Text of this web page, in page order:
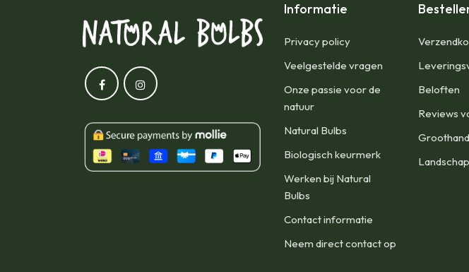
Informatie
Privacy policy
Veelgestelde vragen
Onze passie voor de
natuur
Natural Bulbs
Biologisch keurmerk
Werken bij Natural
Bulbs
Contact informatie
Neem direct contact op
Beloften
Reviews